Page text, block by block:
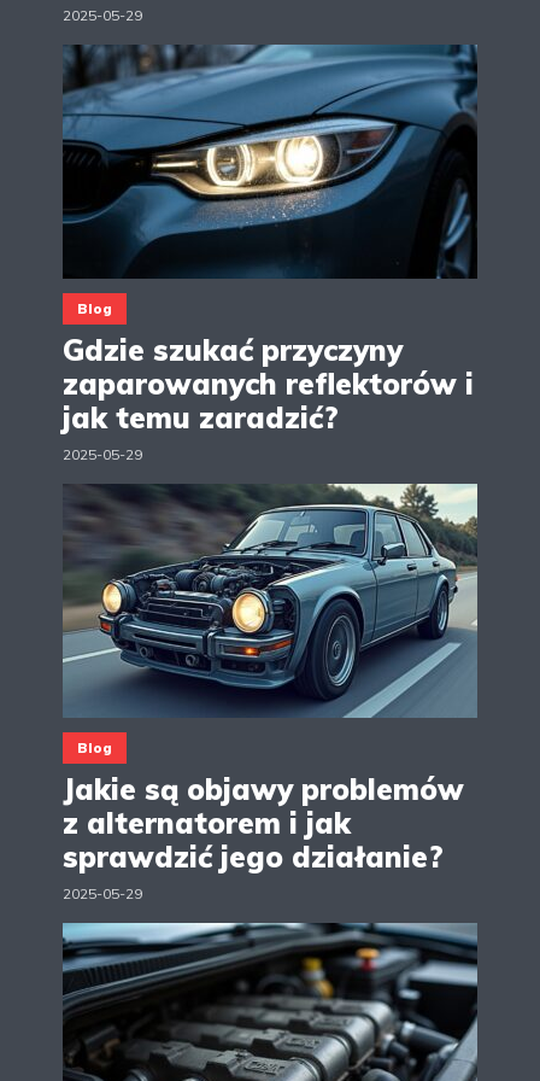
2025-05-29
Blog
Gdzie szukać przyczyny
zaparowanych reflektorów i
jak temu zaradzić?
2025-05-29
Blog
Jakie są objawy problemów
z alternatorem i jak
sprawdzić jego działanie?
2025-05-29